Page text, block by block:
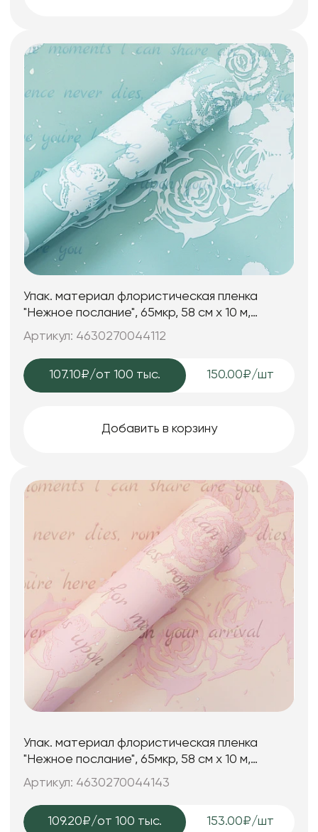
Упак. материал флористическая пленка
"Нежное послание", 65мкр, 58 см х 10 м,
светло-бирюзовый
Артикул: 4630270044112
107.10₽/от 100 тыс. 150.00₽/шт
Добавить в корзину
Упак. материал флористическая пленка
"Нежное послание", 65мкр, 58 см х 10 м,
светло-розовый
Артикул: 4630270044143
109.20₽/от 100 тыс. 153.00₽/шт